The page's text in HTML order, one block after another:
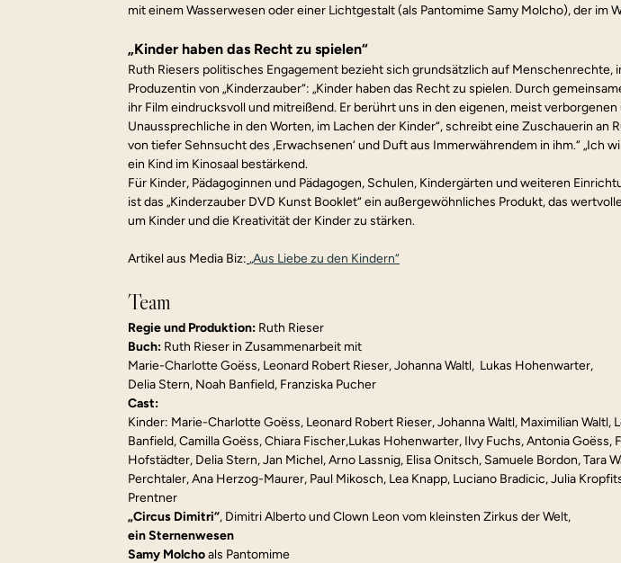
mit einem Wasserwesen oder einer Lichtgestalt (als Pantomime Samy Molcho), der im
„Kinder haben das Recht zu spielen“
Ruth Riesers politisches Engagement bezieht sich grundsätzlich auf
Produzentin von „Kinderzauber“: „Kinder haben das Recht zu spielen. Durch
ihr Film eindrucksvoll und mitreißend. Er berührt uns in den eigenen, meist
Unaussprechliche in den Worten, im Lachen der Kinder“, schreibt eine Zuschauerin
von tiefer Sehnsucht des ‚Erwachsenen‘ und Duft aus Immerwährendem in ihm.“ „Ich
ein Kind im Kinosaal bestärkend.
Für Kinder, Pädagoginnen und Pädagogen, Schulen, Kindergärten und weiteren
ist das „Kinderzauber DVD Kunst Booklet“ ein außergewöhnliches Produkt, das
um Kinder und die Kreativität der Kinder zu stärken.
Artikel aus Media Biz: „Aus Liebe zu den Kindern“
Team
Regie und Produktion: Ruth Rieser
Buch: Ruth Rieser in Zusammenarbeit mit
Marie-Charlotte Goëss, Leonard Robert Rieser, Johanna Waltl,  Lukas Hohenwarter,
Delia Stern, Noah Banfield, Franziska Pucher
Cast:
Kinder: Marie-Charlotte Goëss, Leonard Robert Rieser, Johanna Waltl, Maximilian Waltl,
Banfield, Camilla Goëss, Chiara Fischer,Lukas Hohenwarter, Ilvy Fuchs, Antonia Goëss,
Hofstädter, Delia Stern, Jan Michel, Arno Lassnig, Elisa Onitsch, Samuele Bordon, Tara
Perchtaler, Ana Herzog-Maurer, Paul Mikosch, Lea Knapp, Luciano Bradicic, Julia
Prentner
„Circus Dimitri“, Dimitri Alberto und Clown Leon vom kleinsten Zirkus der Welt,
ein Sternenwesen
Samy Molcho als Pantomime